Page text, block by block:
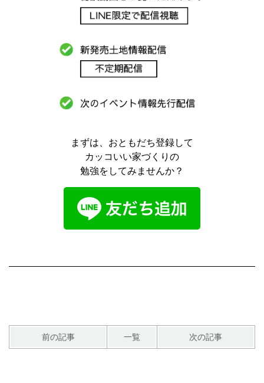
まずは、おともだち登録して
カッコいい家づくりの
勉強をしてみませんか？
前の記事 一覧 次の記事